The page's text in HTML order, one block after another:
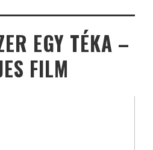
EGY TÉKA –
FILM